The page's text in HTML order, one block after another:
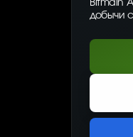
Bitmain
добычи